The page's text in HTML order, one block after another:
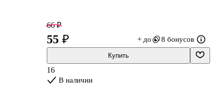
66 ₽
55 ₽ + до 8 бонусов
Купить
16
В наличии